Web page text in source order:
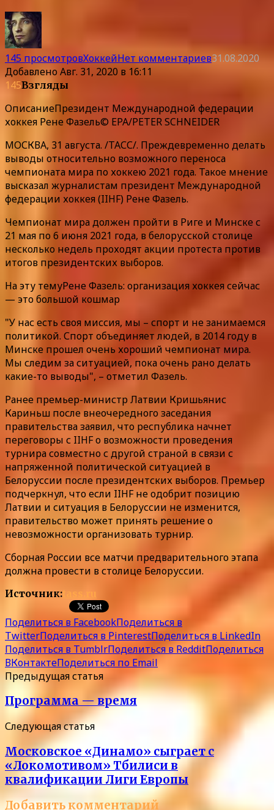
145 просмотровХоккейНет комментариев31.08.2020
ДобавленоАвг. 31, 2020 в 16:11
145Взгляды
ОписаниеПрезидент Международной федерации
хоккея Рене Фазель© EPA/PETER SCHNEIDER
МОСКВА, 31 августа. /ТАСС/. Преждевременно делать
выводы относительно возможного переноса
чемпионата мира по хоккею 2021 года. Такое мнение
высказал журналистам президент Международной
федерации хоккея (IIHF) Рене Фазель.
Чемпионат мира должен пройти в Риге и Минске с
21 мая по 6 июня 2021 года, в белорусской столице
несколько недель проходят акции протеста против
итогов президентских выборов.
На эту темуРене Фазель: организация хоккея сейчас
— это большой кошмар
"У нас есть своя миссия, мы – спорт и не занимаемся
политикой. Спорт объединяет людей, в 2014 году в
Минске прошел очень хороший чемпионат мира.
Мы следим за ситуацией, пока очень рано делать
какие-то выводы", – отметил Фазель.
Ранее премьер-министр Латвии Кришьянис
Кариньш после внеочередного заседания
правительства заявил, что республика начнет
переговоры с IIHF о возможности проведения
турнира совместно с другой страной в связи с
напряженной политической ситуацией в
Белоруссии после президентских выборов. Премьер
подчеркнул, что если IIHF не одобрит позицию
Латвии и ситуация в Белоруссии не изменится,
правительство может принять решение о
невозможности организовать турнир.
Сборная России все матчи предварительного этапа
должна провести в столице Белоруссии.
Источник: tass.ru
Поделиться в FacebookПоделиться в
TwitterПоделиться в PinterestПоделиться в LinkedIn
Поделиться в TumblrПоделиться в RedditПоделиться
ВКонтактеПоделиться по Email
Предыдущая статья
Программа — время
Следующая статья
Московское «Динамо» сыграет с
«Локомотивом» Тбилиси в
квалификации Лиги Европы
Добавить комментарий